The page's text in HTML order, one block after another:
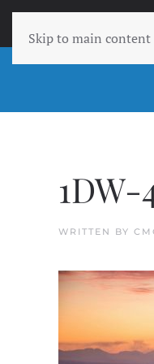
Skip to main content
RETOURNER
1DW-
WRITTEN BY